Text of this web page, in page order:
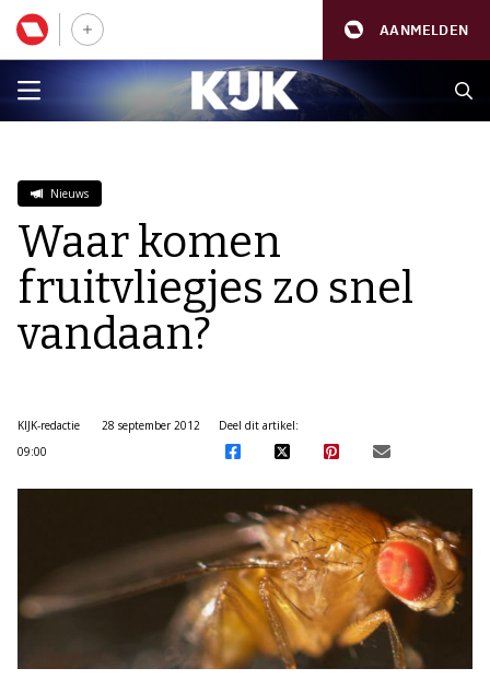
AANMELDEN
Nieuws
Waar komen
fruitvliegjes zo snel
vandaan?
KIJK-redactie
28 september 2012
09:00
Deel dit artikel: